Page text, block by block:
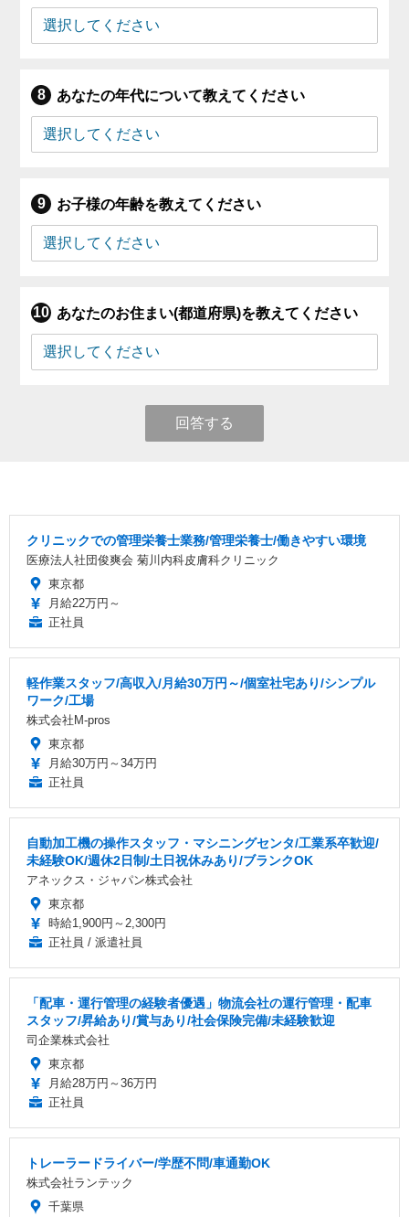
あなたの年代について教えてください
お子様の年齢を教えてください
あなたのお住まい(都道府県)を教えてください
回答する
クリニックでの管理栄養士業務/管理栄養士/働きやすい環境
医療法人社団俊爽会 菊川内科皮膚科クリニック
東京都
月給22万円～
正社員
軽作業スタッフ/高収入/月給30万円～/個室社宅あり/シンプル
ワーク/工場
株式会社M-pros
東京都
月給30万円～34万円
正社員
自動加工機の操作スタッフ・マシニングセンタ/工業系卒歓迎/
未経験OK/週休2日制/土日祝休みあり/ブランクOK
アネックス・ジャパン株式会社
東京都
時給1,900円～2,300円
正社員 / 派遣社員
「配車・運行管理の経験者優遇」物流会社の運行管理・配車
スタッフ/昇給あり/賞与あり/社会保険完備/未経験歓迎
司企業株式会社
東京都
月給28万円～36万円
正社員
トレーラードライバー/学歴不問/車通勤OK
株式会社ランテック
千葉県